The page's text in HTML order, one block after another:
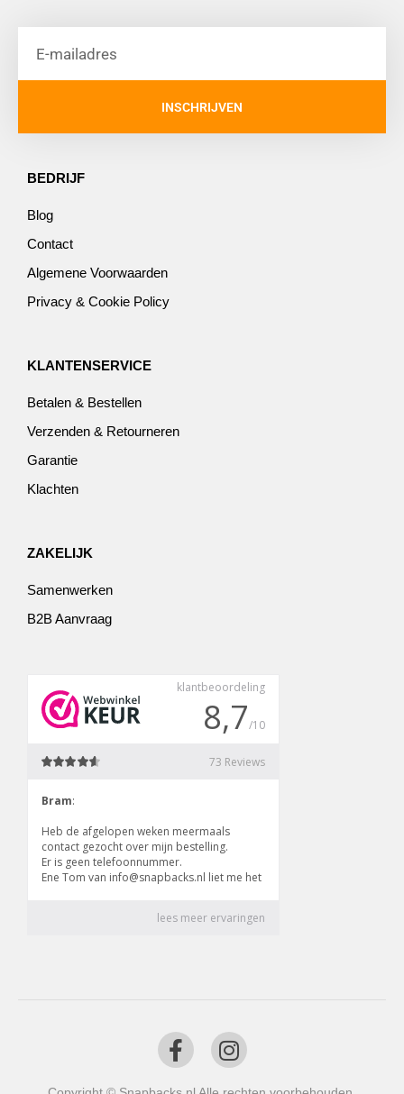
INSCHRIJVEN
BEDRIJF
Blog
Contact
Algemene Voorwaarden
Privacy & Cookie Policy
KLANTENSERVICE
Betalen & Bestellen
Verzenden & Retourneren
Garantie
Klachten
ZAKELIJK
Samenwerken
B2B Aanvraag